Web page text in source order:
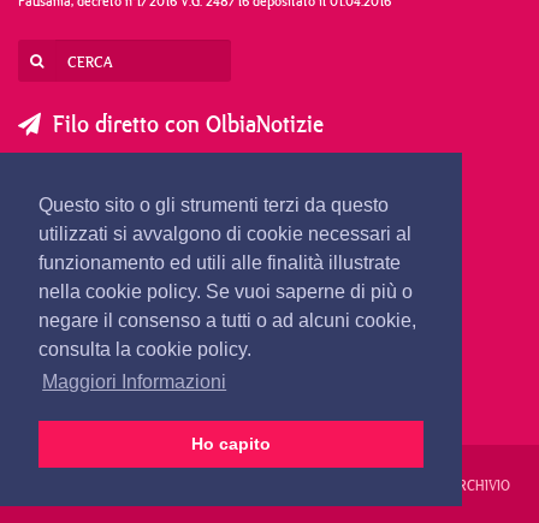
Questo sito o gli strumenti terzi da questo
utilizzati si avvalgono di cookie necessari al
funzionamento ed utili alle finalità illustrate
nella cookie policy. Se vuoi saperne di più o
negare il consenso a tutti o ad alcuni cookie,
consulta la cookie policy.
Maggiori Informazioni
Ho capito
Filo diretto con OlbiaNotizie
SEGNALA UNA NOTIZIA
SEGNALA UN EVENTO
redazione@olbianotizie.it
ARCHIVIO